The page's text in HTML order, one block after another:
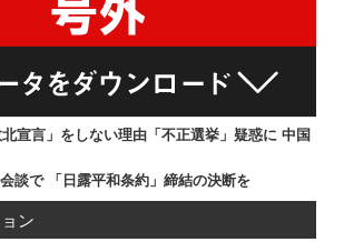
北宣言」をしない理由「不正選挙」疑惑に 中国
談で 「日露平和条約」締結の決断を
ン